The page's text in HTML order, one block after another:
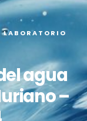
LABORATORIO
agua
–